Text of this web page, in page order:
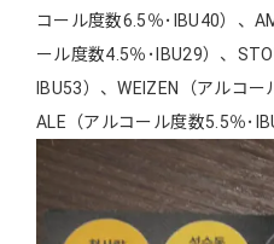
コール度数6.5％･IBU40）、
ール度数4.5％･IBU29）、
IBU53）、WEIZEN（アルコ
ALE（アルコール度数5.5％･